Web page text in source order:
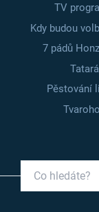
TV
Kdy budou
7 pádů
Pěstování